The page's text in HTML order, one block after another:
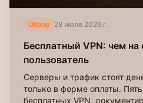
Обзор 28 июля 2026 г.
Бесплатный VPN: чем
пользователь
Серверы и трафик стоят
только в форме оплаты.
бесплатных VPN,